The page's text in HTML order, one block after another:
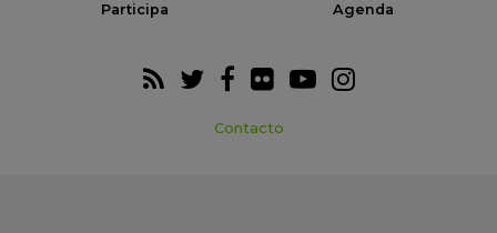
Participa Agenda
Contacto